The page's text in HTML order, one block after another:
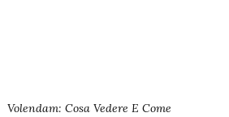
Volendam: Cosa Vedere E Come